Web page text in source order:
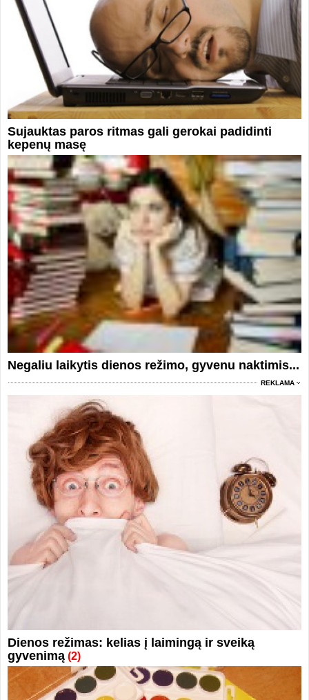
Sujauktas paros ritmas gali gerokai padidinti
kepenų masę
Negaliu laikytis dienos režimo, gyvenu naktimis...
REKLAMA
Dienos režimas: kelias į laimingą ir sveiką
gyvenimą (2)